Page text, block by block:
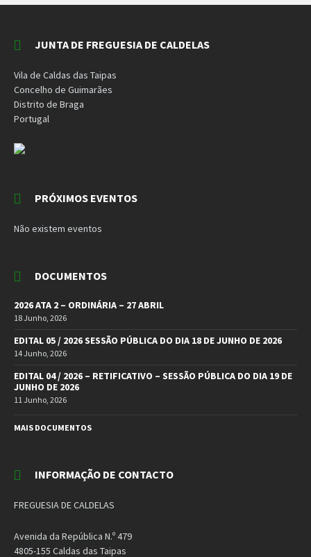
JUNTA DE FREGUESIA DE CALDELAS
Vila de Caldas das Taipas
Concelho de Guimarães
Distrito de Braga
Portugal
PRÓXIMOS EVENTOS
Não existem eventos
DOCUMENTOS
2026 ATA 2 – ORDINÁRIA – 27 ABRIL
18 Junho, 2026
EDITAL 05 / 2026 SESSÃO PÚBLICA DO DIA 18 DE JUNHO DE 2026
14 Junho, 2026
EDITAL 04 / 2026 – RETIFICATIVO – SESSÃO PÚBLICA DO DIA 19 DE
JUNHO DE 2026
11 Junho, 2026
MAIS DOCUMENTOS
INFORMAÇÃO DE CONTACTO
FREGUESIA DE CALDELAS
Avenida da República N.º 479
4805-155 Caldas das Taipas